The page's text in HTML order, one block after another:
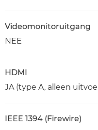
Videomonitoruitgang
NEE
HDMI
JA (type A, alleen
IEEE 1394 (Firewire)